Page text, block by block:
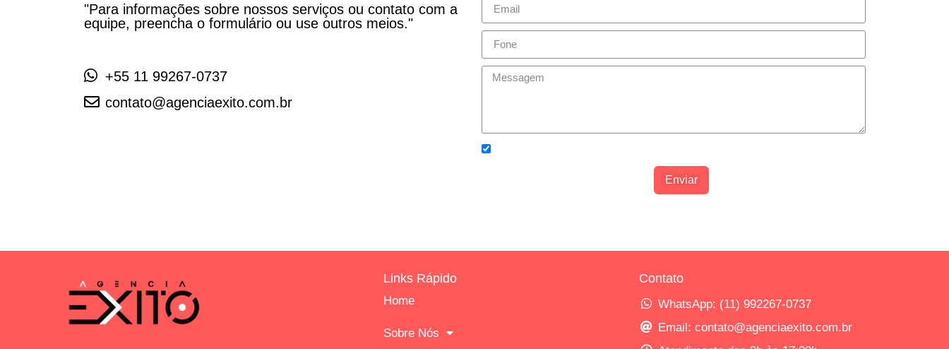
"Para informações sobre nossos serviços ou contato com a
equipe, preencha o formulário ou use outros meios."
+55 11 99267-0737
contato@agenciaexito.com.br
Enviar
Links Rápido
Home
Sobre Nós
Contato
WhatsApp: (11) 992267-0737
Email: contato@agenciaexito.com.br